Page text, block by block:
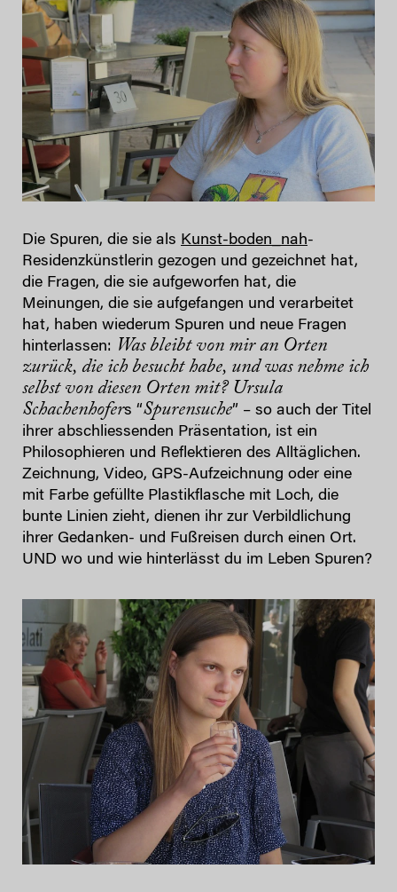
Die Spuren, die sie als Kunst-boden_nah-
Residenzkünstlerin gezogen und gezeichnet hat,
die Fragen, die sie aufgeworfen hat, die
Meinungen, die sie aufgefangen und verarbeitet
hat, haben wiederum Spuren und neue Fragen
hinterlassen: Was bleibt von mir an Orten
zurück, die ich besucht habe, und was nehme ich
selbst von diesen Orten mit? Ursula
Schachenhofers “Spurensuche” – so auch der Titel
ihrer abschliessenden Präsentation, ist ein
Philosophieren und Reflektieren des Alltäglichen.
Zeichnung, Video, GPS-Aufzeichnung oder eine
mit Farbe gefüllte Plastikflasche mit Loch, die
bunte Linien zieht, dienen ihr zur Verbildlichung
ihrer Gedanken- und Fußreisen durch einen Ort.
UND wo und wie hinterlässt du im Leben Spuren?